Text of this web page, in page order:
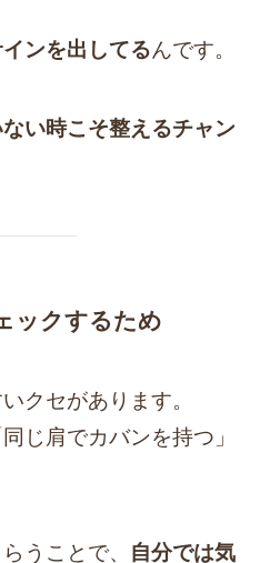
ンを出してるんです。
い時こそ整えるチャン
ックするため
クセがあります。
じ肩でカバンを持つ」
うことで、 自分では気